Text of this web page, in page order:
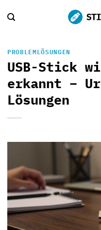
Inhalt
PROBLEMLÖSUNGEN
USB-Stick
erkannt –
Lösungen